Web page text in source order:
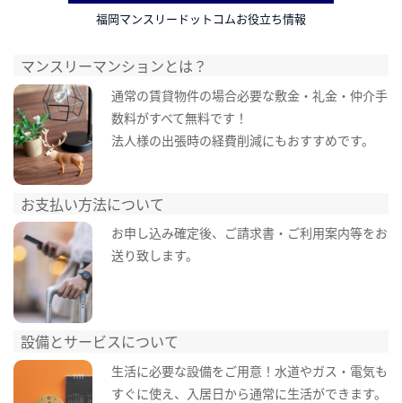
福岡マンスリードットコムお役立ち情報
マンスリーマンションとは？
通常の賃貸物件の場合必要な敷金・礼金・仲介手
数料がすべて無料です！
法人様の出張時の経費削減にもおすすめです。
お支払い方法について
お申し込み確定後、ご請求書・ご利用案内等をお
送り致します。
設備とサービスについて
生活に必要な設備をご用意！水道やガス・電気も
すぐに使え、入居日から通常に生活ができます。